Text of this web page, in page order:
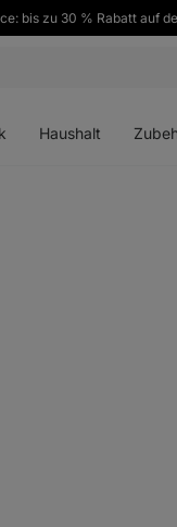
bis zu 30 % Rabatt auf
Haushalt